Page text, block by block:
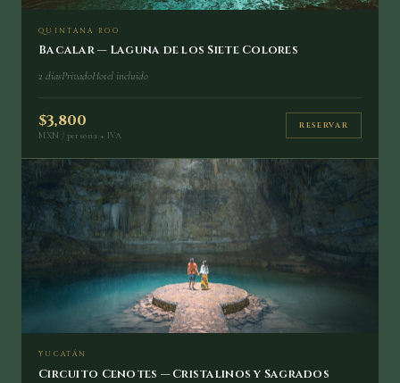
QUINTANA ROO
Bacalar — Laguna de los Siete Colores
2 díasPrivadoHotel incluido
$3,800
MXN / persona + IVA
RESERVAR
YUCATÁN
Circuito Cenotes — Cristalinos y Sagrados